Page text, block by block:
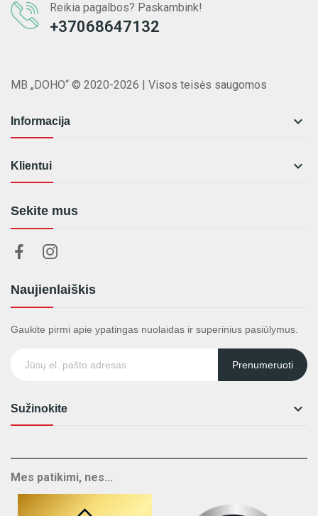
Reikia pagalbos? Paskambink!
+37068647132
MB „DOHO“ © 2020-2026 | Visos teisės saugomos
Informacija 
Klientui 
Sekite mus
Naujienlaiškis
Gaukite pirmi apie ypatingas nuolaidas ir superinius pasiūlymus.
Prenumeruoti
Sužinokite 
Mes patikimi, nes...